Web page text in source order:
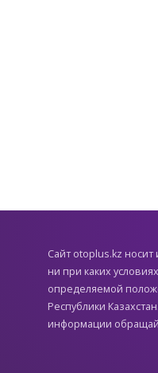
Cайт otoplus.kz
ни при каких
определяемой
Республики
информации